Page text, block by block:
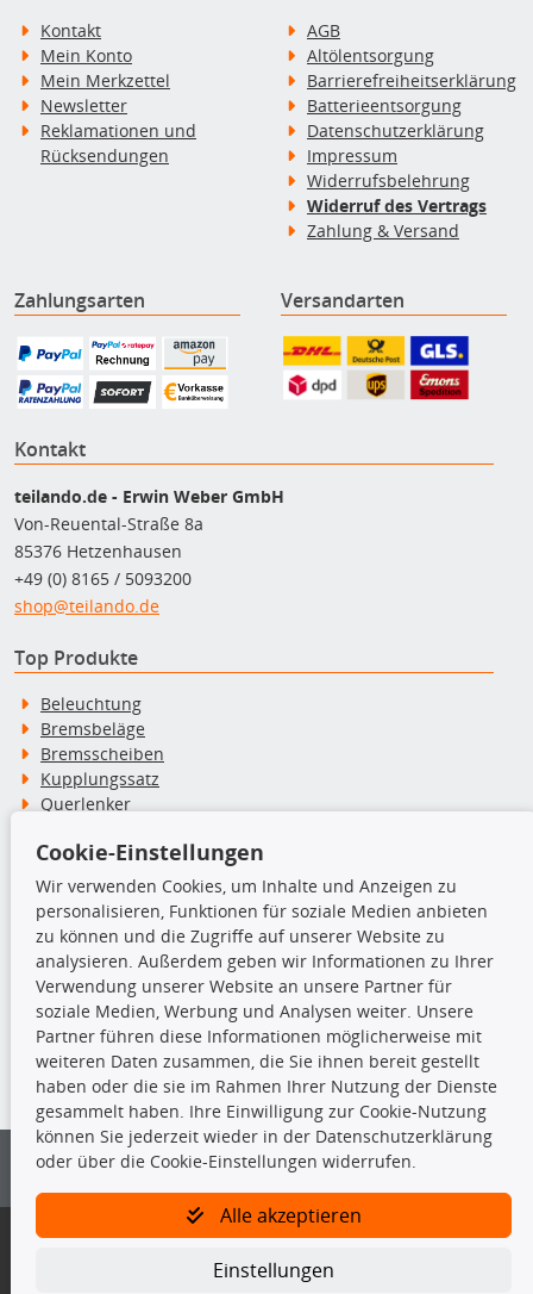
Kontakt
Mein Konto
Mein Merkzettel
Newsletter
Reklamationen und
Rücksendungen
AGB
Altölentsorgung
Barrierefreiheitserklärung
Batterieentsorgung
Datenschutzerklärung
Impressum
Widerrufsbelehrung
Widerruf des Vertrags
Zahlung & Versand
Zahlungsarten Versandarten
Kontakt
teilando.de - Erwin Weber GmbH
Von-Reuental-Straße 8a
85376 Hetzenhausen
+49 (0) 8165 / 5093200
shop@teilando.de
Top Produkte
Beleuchtung
Bremsbeläge
Bremsscheiben
Kupplungssatz
Querlenker
Stoßdämpfer
TecDoc Inside
Die hier angezeigten Daten insbesondere die gesamte Datenbank dürfen
nicht kopiert werden.
Es ist zu unterlassen, die Daten oder die gesamte Datenbank ohne
vorherige Zustimmung von TecDoc zu vervielfältigen, zu verbreiten
und/oder diese Handlungen durch Dritte ausführen zu lassen. Ein
Bitte prüfen Sie, ob das über unseren Onlineshop identifizierte Ersatzteil
Gegebenenfalls sind ergänzende Informationen notwendig, um
Cookie-Einstellungen
Wir verwenden Cookies, um Inhalte und Anzeigen zu
personalisieren, Funktionen für soziale Medien anbieten
zu können und die Zugriffe auf unserer Website zu
analysieren. Außerdem geben wir Informationen zu Ihrer
Verwendung unserer Website an unsere Partner für
soziale Medien, Werbung und Analysen weiter. Unsere
Partner führen diese Informationen möglicherweise mit
weiteren Daten zusammen, die Sie ihnen bereit gestellt
haben oder die sie im Rahmen Ihrer Nutzung der Dienste
gesammelt haben. Ihre Einwilligung zur Cookie-Nutzung
können Sie jederzeit wieder in der Datenschutzerklärung
oder über die Cookie-Einstellungen widerrufen.
Alle akzeptieren
Einstellungen